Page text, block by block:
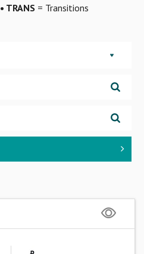
• TRANS= Transitions